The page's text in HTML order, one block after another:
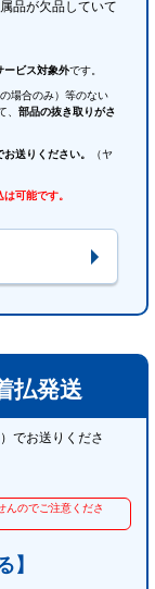
品が欠品していて
ービス対象外です。
場合のみ）等のない
、部品の抜き取りがさ
送りください。
（ヤ
可能です。
払発送
でお送りくださ
んのでご注意くださ
】